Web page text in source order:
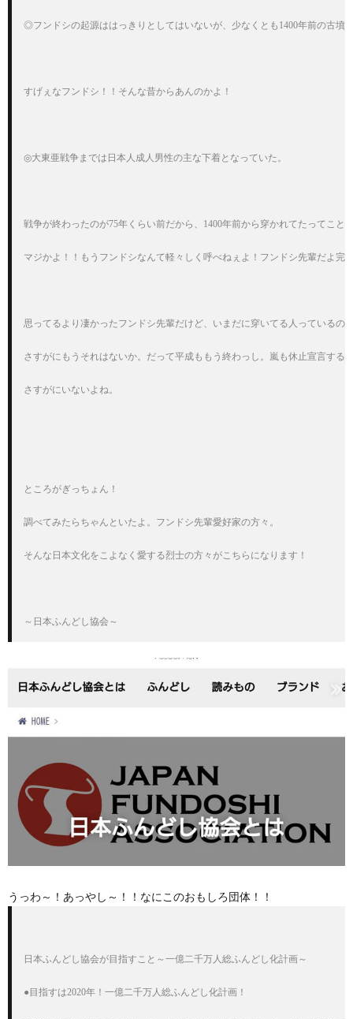
◎フンドシの起源ははっきりとしてはいないが、少なくとも1400年前の古墳
すげぇなフンドシ！！そんな昔からあんのかよ！
◎大東亜戦争までは日本人成人男性の主な下着となっていた。
戦争が終わったのが75年くらい前だから、1400年前から穿かれてたってこ
マジかよ！！もうフンドシなんて軽々しく呼べねぇよ！フンドシ先輩だよ完
思ってるより凄かったフンドシ先輩だけど、いまだに穿いてる人っているの
さすがにもうそれはないか。だって平成ももう終わっし。嵐も休止宣言する
さすがにいないよね。
ところがぎっちょん！
調べてみたらちゃんといたよ。フンドシ先輩愛好家の方々。
そんな日本文化をこよなく愛する烈士の方々がこちらになります！
うっわ～！あっやし～！！なにこのおもしろ団体！！
日本ふんどし協会が目指すこと～一億二千万人総ふんどし化計画～
●目指すは2020年！一億二千万人総ふんどし化計画！